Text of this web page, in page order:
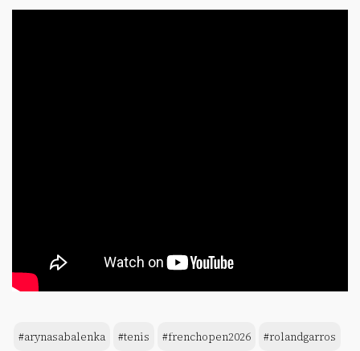
#arynasabalenka #tenis #frenchopen2026 #rolandgarros